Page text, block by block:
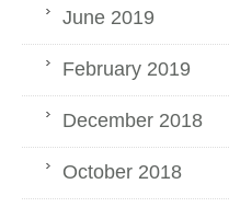
June 2019
February 2019
December 2018
October 2018